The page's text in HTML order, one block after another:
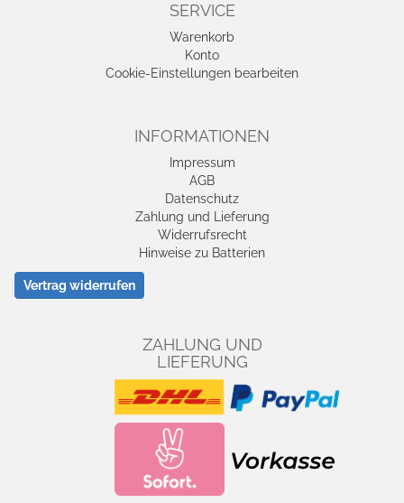
SERVICE
Warenkorb
Konto
Cookie-Einstellungen bearbeiten
INFORMATIONEN
Impressum
AGB
Datenschutz
Zahlung und Lieferung
Widerrufsrecht
Hinweise zu Batterien
Vertrag widerrufen
ZAHLUNG UND
LIEFERUNG